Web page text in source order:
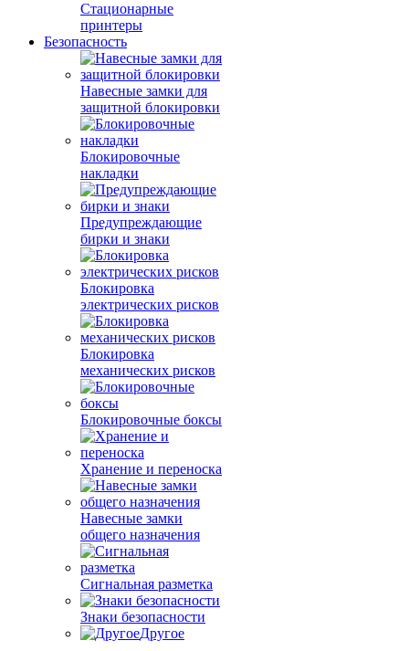
Стационарные
принтеры
Безопасность
Навесные замки для
защитной блокировки
Блокировочные
накладки
Предупреждающие
бирки и знаки
Блокировка
электрических рисков
Блокировка
механических рисков
Блокировочные боксы
Хранение и переноска
Навесные замки
общего назначения
Сигнальная разметка
Знаки безопасности
Другое